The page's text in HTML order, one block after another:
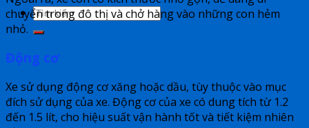
chuyển trong đô thị và chở hàng vào những con hẻm
nhỏ.
Động cơ
Xe sử dụng động cơ xăng hoặc dầu, tùy thuộc vào mục
đích sử dụng của xe. Động cơ của xe có dung tích từ 1.2
đến 1.5 lít, cho hiệu suất vận hành tốt và tiết kiệm nhiên